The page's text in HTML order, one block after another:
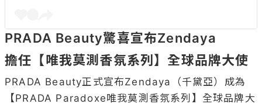
PRADA Beauty驚喜宣布Zendaya
擔任【唯我莫測香氛系列】全球品牌大使
PRADA Beauty正式宣布Zendaya（千黛亞）成為
【PRADA Paradoxe唯我莫測香氛系列】全球品牌大